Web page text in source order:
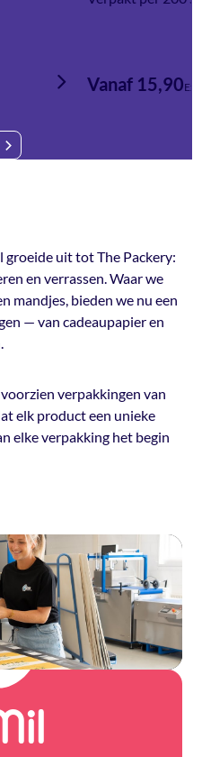
Vanaf 15,90
uit tot The Packery:
en verrassen. Waar we
mandjes, bieden we nu een
— van cadeaupapier en
verpakkingen van
elk product een unieke
elke verpakking het begin